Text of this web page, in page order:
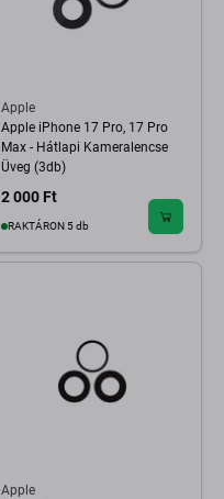
Apple
Apple iPhone 17 Pro, 17 Pro
Max - Hátlapi Kameralencse
Üveg (3db)
2 000 Ft
RAKTÁRON 5 db
Apple